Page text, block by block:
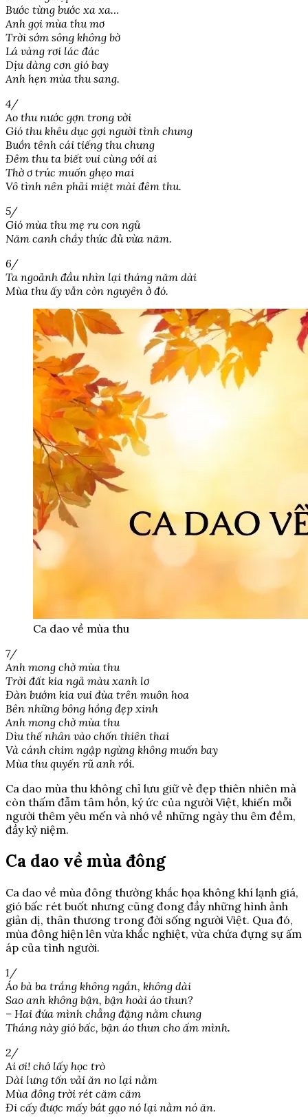
Bước từng bước xa xa…
Anh gọi mùa thu mơ
Trời sớm sông không bờ
Lá vàng rơi lác đác
Dịu dàng cơn gió bay
Anh hẹn mùa thu sang.
4/
Ao thu nước gợn trong vời
Gió thu khêu dục gợi người tình chung
Buồn tênh cái tiếng thu chung
Đêm thu ta biết vui cùng với ai
Thờ ơ trúc muốn ghẹo mai
Vô tình nên phải miệt mài đêm thu.
5/
Gió mùa thu mẹ ru con ngủ
Năm canh chầy thức đủ vừa năm.
6/
Ta ngoảnh đầu nhìn lại tháng năm dài
Mùa thu ấy vẫn còn nguyên ở đó.
Ca dao về mùa thu
7/
Anh mong chờ mùa thu
Trời đất kia ngả màu xanh lơ
Đàn bướm kia vui đùa trên muôn hoa
Bên những bông hồng đẹp xinh
Anh mong chờ mùa thu
Dìu thế nhân vào chốn thiên thai
Và cánh chim ngập ngừng không muốn bay
Mùa thu quyến rũ anh rồi.
Ca dao mùa thu không chỉ lưu giữ vẻ đẹp thiên nhiên mà
còn thấm đẫm tâm hồn, ký ức của người Việt, khiến mỗi
người thêm yêu mến và nhớ về những ngày thu êm đềm,
đầy kỷ niệm.
Ca dao về mùa đông
Ca dao về mùa đông thường khắc họa không khí lạnh giá,
gió bấc rét buốt nhưng cũng đong đầy những hình ảnh
giản dị, thân thương trong đời sống người Việt. Qua đó,
mùa đông hiện lên vừa khắc nghiệt, vừa chứa đựng sự ấm
áp của tình người.
1/
Áo bà ba trắng không ngắn, không dài
Sao anh không bận, bận hoài áo thun?
– Hai đứa mình chẳng đặng nằm chung
Tháng này gió bấc, bận áo thun cho ấm mình.
2/
Ai ơi! chớ lấy học trò
Dài lưng tốn vải ăn no lại nằm
Mùa đông trời rét căm căm
Đi cấy được mấy bát gạo nó lại nằm nó ăn.